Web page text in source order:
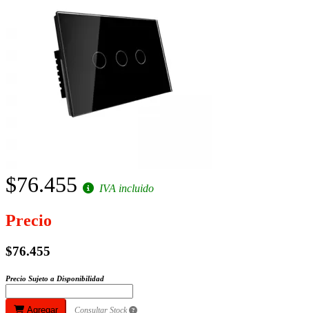
$76.455 IVA incluido
Precio
$76.455
Precio Sujeto a Disponibilidad
Agregar Consultar Stock